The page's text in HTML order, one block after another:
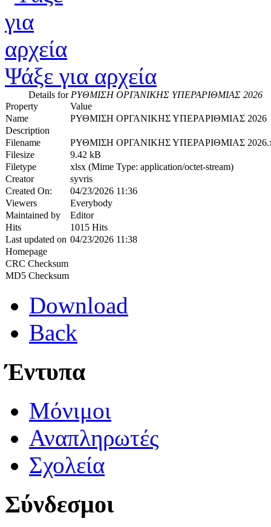
Ψάξε για αρχεία
Details forΡΥΘΜΙΣΗ ΟΡΓΑΝΙΚΗΣ ΥΠΕΡΑΡΙΘΜΙΑΣ 2026
Property
Value
Name
ΡΥΘΜΙΣΗ ΟΡΓΑΝΙΚΗΣ ΥΠΕΡΑΡΙΘΜΙΑΣ 2026
Description
Filename
ΡΥΘΜΙΣΗ ΟΡΓΑΝΙΚΗΣ ΥΠΕΡΑΡΙΘΜΙΑΣ
Filesize
9.42 kB
Filetype
xlsx (Mime Type: application/octet-stream)
Creator
syvris
Created On:
04/23/2026 11:36
Viewers
Everybody
Maintained by
Editor
Hits
1015 Hits
Last updated on 04/23/2026 11:38
Homepage
CRC Checksum
MD5 Checksum
Download
Back
Έντυπα
Μόνιμοι
Αναπληρωτές
Σχολεία
Σύνδεσμοι